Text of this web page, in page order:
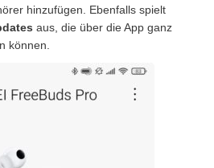
hinzufügen. Ebenfalls spielt
aus, die über die App ganz
können.